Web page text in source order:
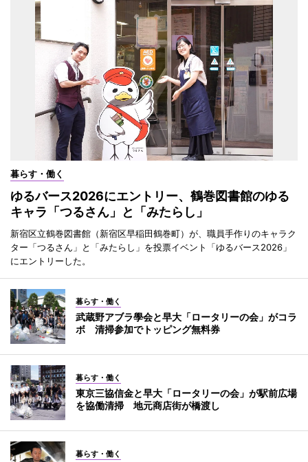
暮らす・働く
ゆるバース2026にエントリー、鶴巻図書館のゆる
キャラ「つるさん」と「みたらし」
新宿区立鶴巻図書館（新宿区早稲田鶴巻町）が、職員手作りのキャラク
ター「つるさん」と「みたらし」を投票イベント「ゆるバース2026」
にエントリーした。
暮らす・働く
武蔵野アブラ學会と早大「ロータリーの会」がコラ
ボ 清掃参加でトッピング無料券
暮らす・働く
東京三協信金と早大「ロータリーの会」が駅前広場
を協働清掃 地元商店街が橋渡し
暮らす・働く